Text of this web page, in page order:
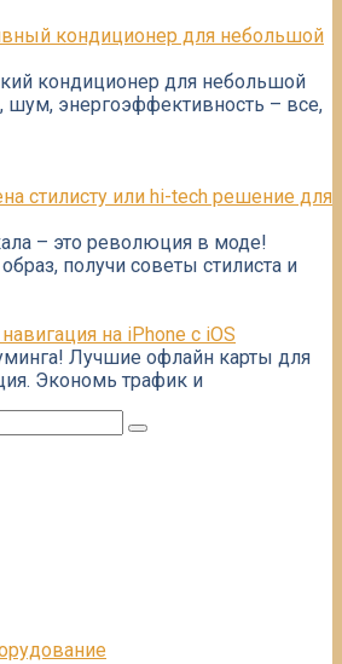
кондиционер для небольшой
кондиционер для небольшой
энергоэффективность – все,
стилисту или hi-tech решение для
– это революция в моде!
получи советы стилиста и
на iPhone с iOS
Лучшие офлайн карты для
Экономь трафик и